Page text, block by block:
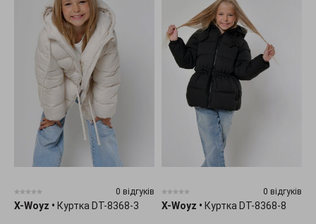
0 відгуків
X-Woyz • Куртка DT-8368-3
0 відгуків
X-Woyz • Куртка DT-8368-8